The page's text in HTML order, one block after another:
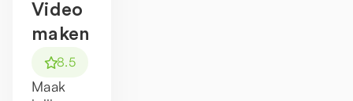
Video
maken
8.5
Maak